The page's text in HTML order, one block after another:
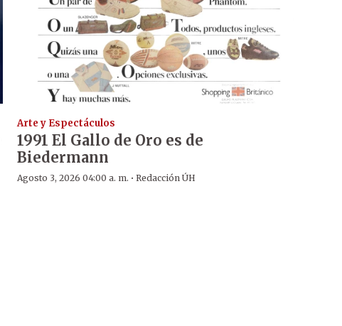
Arte y Espectáculos
1991 El Gallo de Oro es de
Biedermann
Agosto 3, 2026 04:00 a. m. · Redacción ÚH